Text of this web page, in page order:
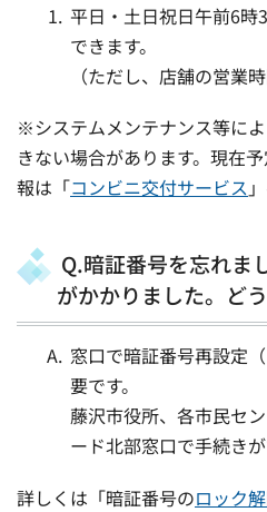
平日・土日祝日午前6時
できます。
（ただし、店舗の営業
※システムメンテナンス等に
きない場合があります。現在
報は「コンビニ交付サービス
Q.暗証番号を忘れま
がかかりました。ど
窓口で暗証番号再設定
要です。
藤沢市役所、各市民セ
ード北部窓口で手続きが
詳しくは「暗証番号のロック